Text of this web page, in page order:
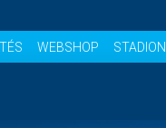
WEBSHOP STADION